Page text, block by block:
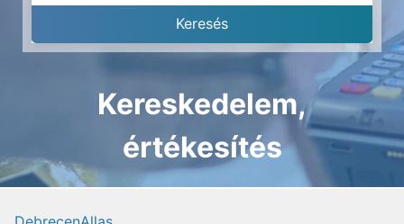
Kereskedelem,
értékesítés